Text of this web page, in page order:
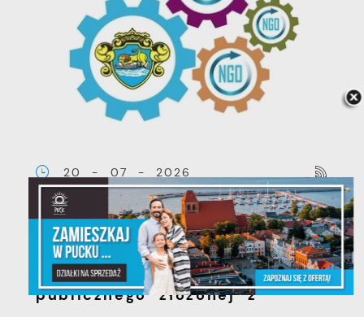
20 - 07 - 2026
Ogłoszenie o możliwości
zgłaszania uwag do oferty na
realizację zadania
publicznego złożonej z